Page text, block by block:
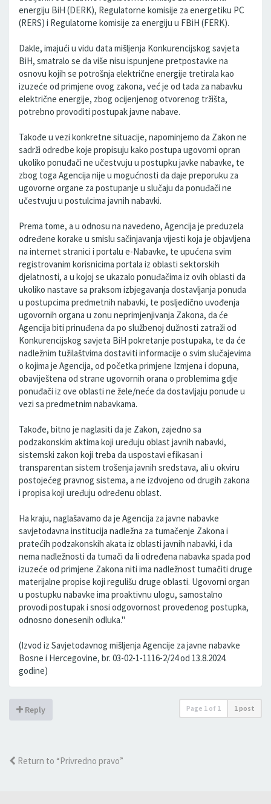
energiju BiH (DERK), Regulatorne komisije za energetiku PC
(RERS) i Regulatorne komisije za energiju u FBiH (FERK).
Dakle, imajući u vidu data mišljenja Konkurencijskog savjeta
BiH, smatralo se da više nisu ispunjene pretpostavke na
osnovu kojih se potrošnja električne energije tretirala kao
izuzeće od primjene ovog zakona, već je od tada za nabavku
električne energije, zbog ocijenjenog otvorenog tržišta,
potrebno provoditi postupak javne nabave.
Takođe u vezi konkretne situacije, napominjemo da Zakon ne
sadrži odredbe koje propisuju kako postupa ugovorni opran
ukoliko ponuđači ne učestvuju u postupku javke nabavke, te
zbog toga Agencija nije u mogućnosti da daje preporuku za
ugovorne organe za postupanje u slučaju da ponuđači ne
učestvuju u postulcima javnih nabavki.
Prema tome, a u odnosu na navedeno, Agencija je preduzela
određene korake u smislu sačinjavanja vijesti koja je objavljena
na internet stranici i portalu e-Nabavke, te upućena svim
registrovanim korisnicima portala iz oblasti sektorskih
djelatnosti, a u kojoj se ukazalo ponuđačima iz ovih oblasti da
ukoliko nastave sa praksom izbjegavanja dostavljanja ponuda
u postupcima predmetnih nabavki, te posljedično uvođenja
ugovornih organa u zonu neprimjenjivanja Zakona, da će
Agencija biti prinuđena da po službenoj dužnosti zatraži od
Konkurencijskog savjeta BiH pokretanje postupaka, te da će
nadležnim tužilaštvima dostaviti informacije o svim slučajevima
o kojima je Agencija, od početka primjene Izmjena i dopuna,
obaviještena od strane ugovornih orana o problemima gdje
ponuđači iz ove oblasti ne žele/neće da dostavljaju ponude u
vezi sa predmetnim nabavkama.
Takođe, bitno je naglasiti da je Zakon, zajedno sa
podzakonskim aktima koji uređuju oblast javnih nabavki,
sistemski zakon koji treba da uspostavi efikasan i
transparentan sistem trošenja javnih sredstava, ali u okviru
postojećeg pravnog sistema, a ne izdvojeno od drugih zakona
i propisa koji uređuju određenu oblast.
Ha kraju, naglašavamo da je Agencija za javne nabavke
savjetodavna institucija nadležna za tumačenje Zakona i
pratećih podzakonskih akata iz oblasti javnih nabavki, i da
nema nadležnosti da tumači da li određena nabavka spada pod
izuzeće od primjene Zakona niti ima nadležnost tumačiti druge
materijalne propise koji regulišu druge oblasti. Ugovorni organ
u postupku nabavke ima proaktivnu ulogu, samostalno
provodi postupak i snosi odgovornost provedenog postupka,
odnosno donesenih odluka."
(Izvod iz Savjetodavnog mišljenja Agencije za javne nabavke
Bosne i Hercegovine, br. 03-02-1-1116-2/24 od 13.8.2024.
godine)
Reply Page 1 of 1 1 post
Return to “Privredno pravo”